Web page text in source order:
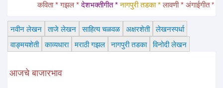
कविता * गझल * देशभक्तीगीत * नागपुरी तडका * लावणी * अंगाईगीत *
नवीन लेखन ताजे लेखन साहित्य चळवळ अक्षरशेती लेखनस्पर्धा
वाङ्मयशेती काव्यधारा मराठी गझल नागपुरी तडका विनोदी लेखन
आजचे बाजारभाव